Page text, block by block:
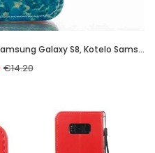
Kuori Samsung Galaxy S8, Kuoret Samsung Galaxy S8, Kotelo Samsung Galaxy S8 Sarjakuva Suojaus Kuvio
€14.20